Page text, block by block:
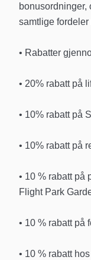
bonusordninger,
samtlige fordeler
• Rabatter
• 20% rabatt på
• 10% rabatt på
• 10% rabatt på
• 10 % rabatt på
Flight Park
• 10 % rabatt på
• 10 % rabatt